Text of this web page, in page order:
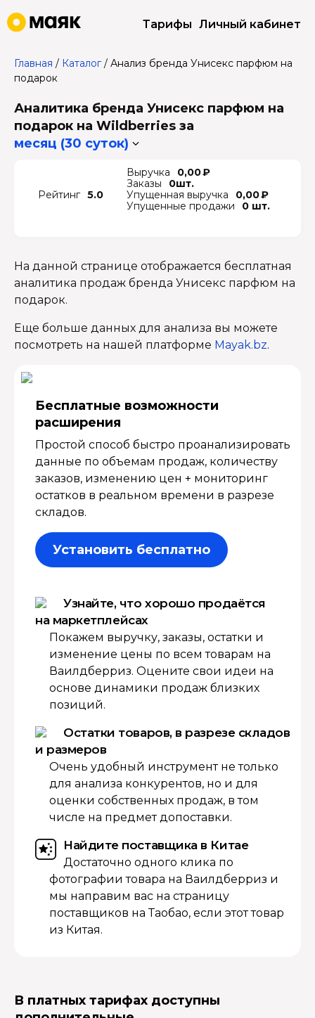
Тарифы Личный кабинет
Главная / Каталог/ Анализ бренда Унисекс парфюм на
подарок
Аналитика бренда Унисекс парфюм на
подарок на Wildberries за
месяц (30 суток)
Рейтинг 5.0
Выручка
0,00 ₽
Заказы
0шт.
Упущенная выручка
0,00 ₽
Упущенные продажи
0 шт.
На данной странице отображается бесплатная
аналитика продаж бренда Унисекс парфюм на
подарок.
Еще больше данных для анализа вы можете
посмотреть на нашей платформе Mayak.bz.
Бесплатные возмож­ности
расширения
Простой способ быстро проанализировать
данные по объемам продаж, количеству
заказов, изменению цен + мониторинг
остатков в реальном времени в разрезе
складов.
Установить бесплатно
Узнайте, что хорошо продаётся
на маркетплейсах
Покажем выручку, заказы, остатки и
изменение цены по всем товарам на
Ваилдберриз. Оцените свои идеи на
основе динамики продаж близких
позиций.
Остатки товаров, в разрезе складов
и размеров
Очень удобный инструмент не только
для анализа конкурентов, но и для
оценки собственных продаж, в том
числе на предмет допоставки.
Найдите поставщика в Китае
Достаточно одного клика по
фотографии товара на Ваилдберриз и
мы направим вас на страницу
поставщиков на Таобао, если этот товар
из Китая.
В платных тарифах доступны